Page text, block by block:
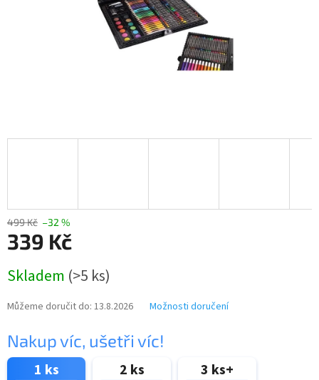
499 Kč –32 %
339 Kč
cena:
Skladem (>5 ks)
Můžeme doručit do: 13.8.2026 Možnosti doručení
Nakup víc, ušetři víc!
1 ks 2 ks 3 ks+